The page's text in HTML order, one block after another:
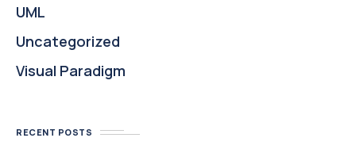
UML
Uncategorized
Visual Paradigm
RECENT POSTS